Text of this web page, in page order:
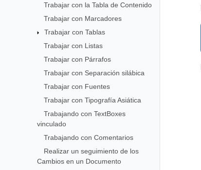
Trabajar con la Tabla de Contenido
Trabajar con Marcadores
Trabajar con Tablas
Trabajar con Listas
Trabajar con Párrafos
Trabajar con Separación silábica
Trabajar con Fuentes
Trabajar con Tipografía Asiática
Trabajando con TextBoxes
vinculado
Trabajando con Comentarios
Realizar un seguimiento de los
Cambios en un Documento